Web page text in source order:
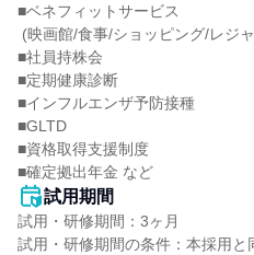
■ベネフィットサービス
■社員持株会
■定期健康診断
■インフルエンザ予防接種
■GLTD
■資格取得支援制度
■確定拠出年金 など
試用期間
試用・研修期間：3ヶ月